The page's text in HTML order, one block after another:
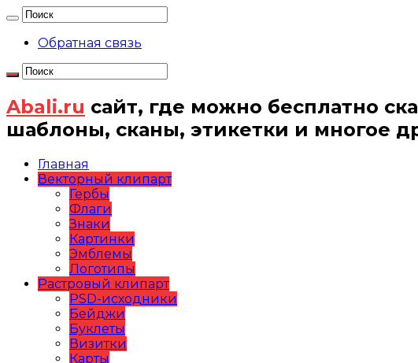
Обратная связь
Abali.ru сайт, где можно бесплатно
шаблоны, сканы, этикетки и многое
Главная
Векторный клипарт
Гербы
Флаги
Знаки
Картинки
Эмблемы
Логотипы
Растровый клипарт
PSD-исходники
Бейджи
Буклеты
Визитки
Карты